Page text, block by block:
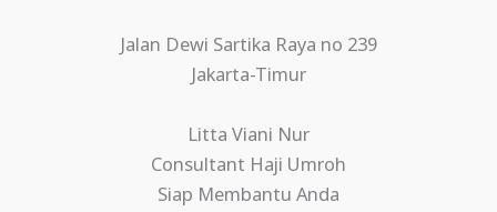
Jalan Dewi Sartika Raya no 239
Jakarta-Timur
Litta Viani Nur
Consultant Haji Umroh
Siap Membantu Anda